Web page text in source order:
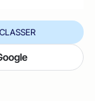
CLASSER